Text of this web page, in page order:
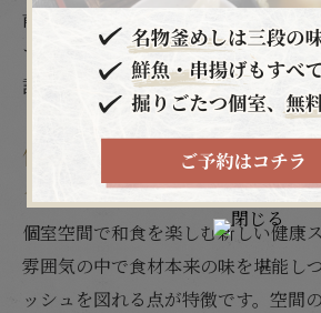
前にネット予約や空席状況を確認し
す。人気の和食個室は混雑しやすい
計画が健康志向の食事体験をよりスム
個室空間で和食を味わう健
イル
個室空間で和食を楽しむ新しい健康
雰囲気の中で食材本来の味を堪能し
ッシュを図れる点が特徴です。空間